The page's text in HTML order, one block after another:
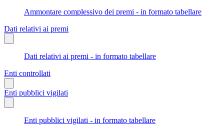
Ammontare complessivo dei premi - in formato tabellare
Dati relativi ai premi
Dati relativi ai premi - in formato tabellare
Enti controllati
Enti pubblici vigilati
Enti pubblici vigilati - in formato tabellare